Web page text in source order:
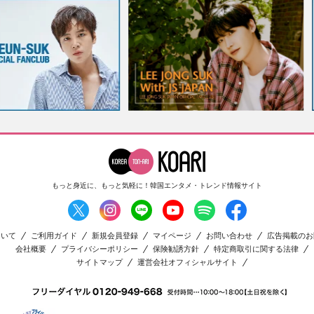
もっと身近に、もっと気軽に！ 韓国エンタメ・トレンド情報サイト
て ご利用ガイド 新規会員登録 マイページ お問い合わせ
広告掲載の
会社概要
プライバシーポリシー 保険勧誘方針
特定商取引に関する法律
サイトマップ
運営会社オフィシャルサイト